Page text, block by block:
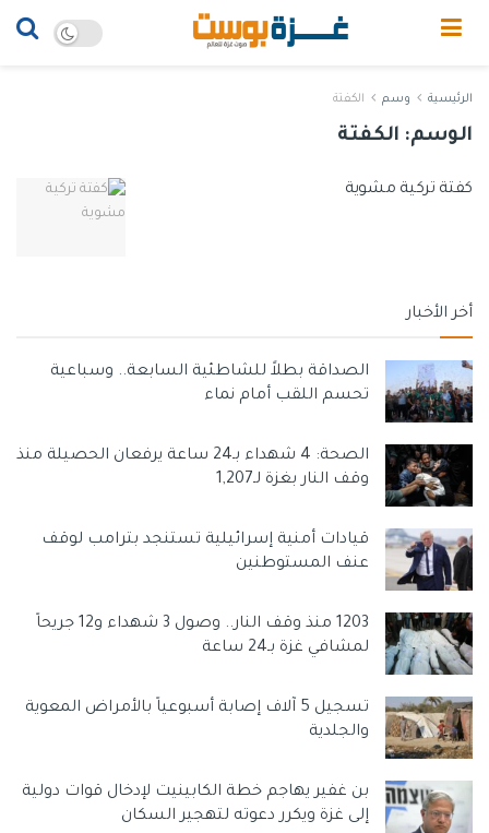
الرئيسية وسم الكفتة
الوسم: الكفتة
كفتة تركية مشوية
أخر الأخبار
الصداقة بطلاً للشاطئية السابعة.. وسباعية
تحسم اللقب أمام نماء
الصحة: 4 شهداء بـ24 ساعة يرفعان الحصيلة منذ
وقف النار بغزة لـ1,207
قيادات أمنية إسرائيلية تستنجد بترامب لوقف
عنف المستوطنين
1203 منذ وقف النار.. وصول 3 شهداء و12 جريحاً
لمشافي غزة بـ24 ساعة
تسجيل 5 آلاف إصابة أسبوعياً بالأمراض المعوية
والجلدية
بن غفير يهاجم خطة الكابينيت لإدخال قوات دولية
إلى غزة ويكرر دعوته لتهجير السكان